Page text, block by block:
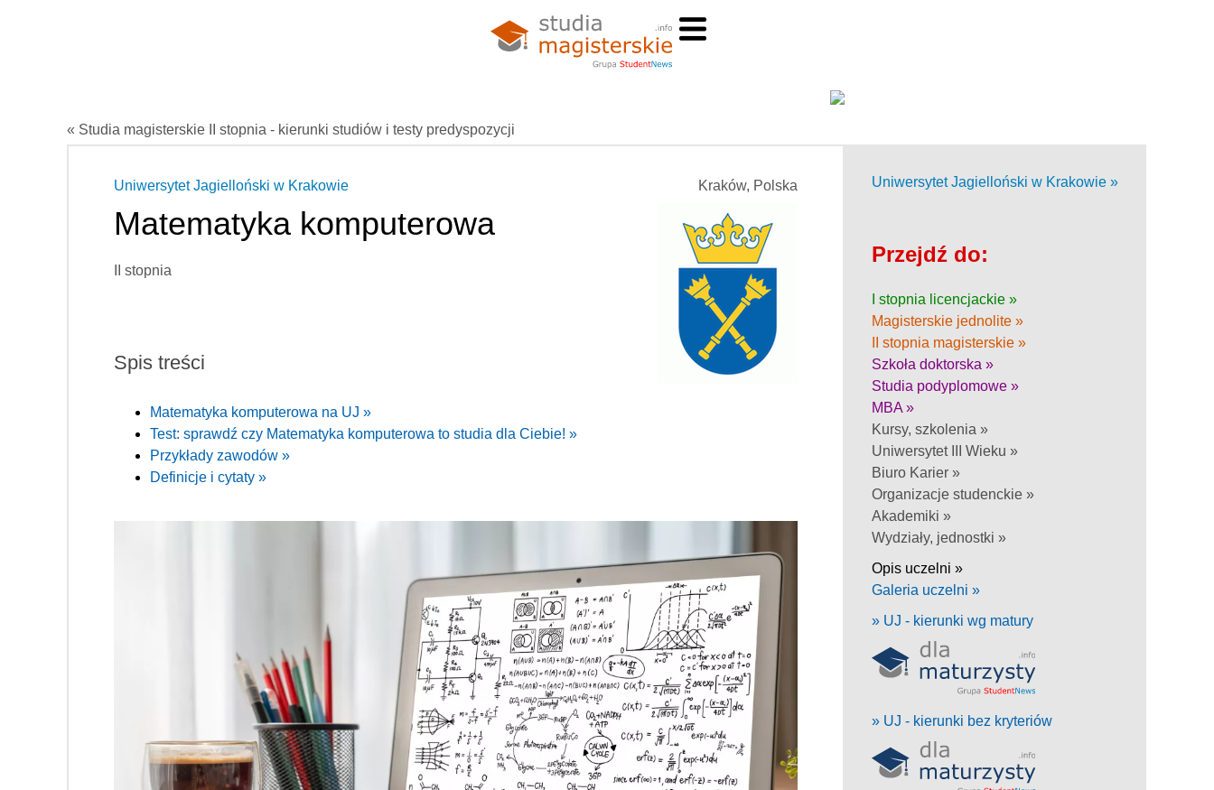
« Studia magisterskie II stopnia - kierunki studiów i testy predyspozycji
Kraków, Polska
Uniwersytet Jagielloński w Krakowie
Matematyka komputerowa
II stopnia
Spis treści
Matematyka komputerowa na UJ »
Test: sprawdź czy Matematyka komputerowa to studia dla Ciebie! »
Przykłady zawodów »
Definicje i cytaty »
Uniwersytet Jagielloński w Krakowie »
Przejdź do:
I stopnia licencjackie »
Magisterskie jednolite »
II stopnia magisterskie »
Szkoła doktorska »
Studia podyplomowe »
MBA »
Kursy, szkolenia »
Uniwersytet III Wieku »
Biuro Karier »
Organizacje studenckie »
Akademiki »
Wydziały, jednostki »
Opis uczelni »
Galeria uczelni »
» UJ - kierunki wg matury
» UJ - kierunki bez kryteriów